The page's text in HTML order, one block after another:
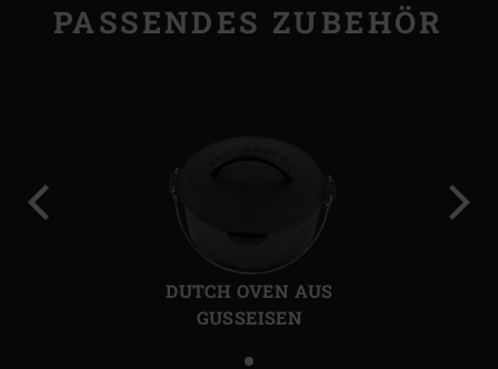
PASSENDES ZUBEHÖR
DUTCH OVEN AUS
GUSSEISEN